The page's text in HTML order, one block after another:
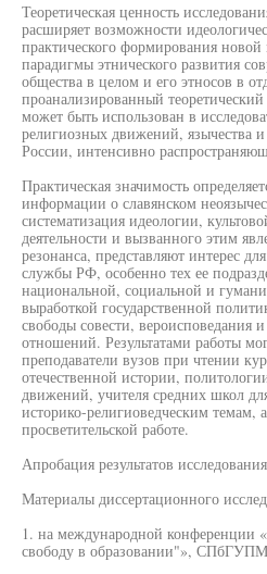
Теоретическая ценность
расширяет возможности
практического формирования новой
парадигмы этнического развития
общества в целом и его этносов в
проанализированный
может быть использован в
религиозных движений, язычества
России, интенсивно
Практическая значимость
информации о славянском
систематизация идеологии,
деятельности и вызванного этим
резонанса, представляют интерес
службы РФ, особенно тех ее
национальной, социальной и
выработкой государственной
свободы совести, вероисповедания
отношений. Результатами работы
преподаватели вузов при чтении
отечественной истории,
движений, учителя средних школ
историко-религиоведческим темам,
просветительской работе.
Апробация результатов
Материалы диссертационного
1. на международной конференции
свободу в образовании"»,